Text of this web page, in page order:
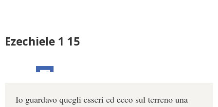
Ezechiele 1 15
Io guardavo quegli esseri ed ecco sul terreno una